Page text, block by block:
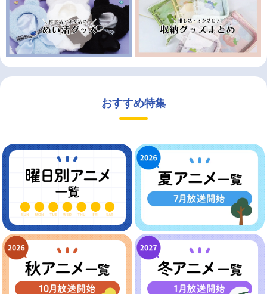
おすすめ特集